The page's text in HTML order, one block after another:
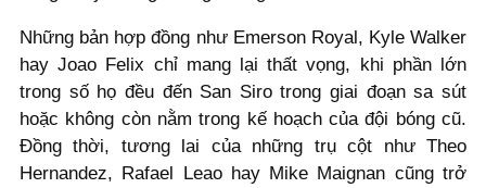
Những bản hợp đồng như Emerson Royal, Kyle Walker
hay Joao Felix chỉ mang lại thất vọng, khi phần lớn
trong số họ đều đến San Siro trong giai đoạn sa sút
hoặc không còn nằm trong kế hoạch của đội bóng cũ.
Đồng thời, tương lai của những trụ cột như Theo
Hernandez, Rafael Leao hay Mike Maignan cũng trở